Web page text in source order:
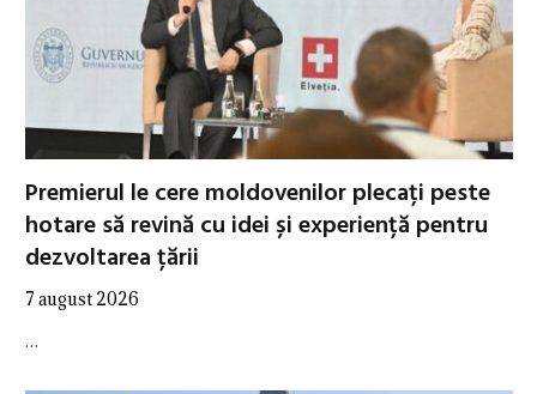
Premierul le cere moldovenilor plecați peste
hotare să revină cu idei și experiență pentru
dezvoltarea țării
7 august 2026
…